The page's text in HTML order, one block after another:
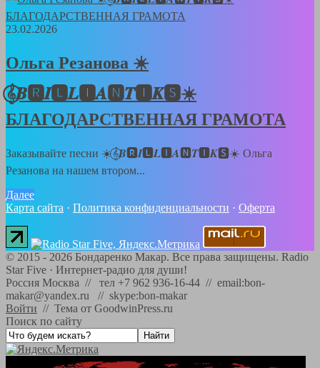
23.02.2026
Ольга Резанова ☀️
𝄞⃝𝑩🆁𝑰🅻𝑳🅸𝑨🅽𝑻🅸𝑲🆂☀️
БЛАГОДАРСТВЕННАЯ ГРАМОТА
Заказывайте песни ☀️𝄞⃝𝑩🆁𝑰🅻𝑳🅸𝑨🅽𝑻🅸𝑲🆂☀️ Ольга
Резанова на нашем втором...
Далее
Карта сайта · Политика конфиденциальности · Оферта
© 2015 - 2026 Бондаренко Макар. Все права защищены. Radio
Star Five · Интернет-радио для души!
Россия Москва // тел +7 962 936-16-44 // email:bon-
makar@yandex.ru // skype:bon-makar
Войти // Тема от GoodwinPress.ru
Поиск по сайту